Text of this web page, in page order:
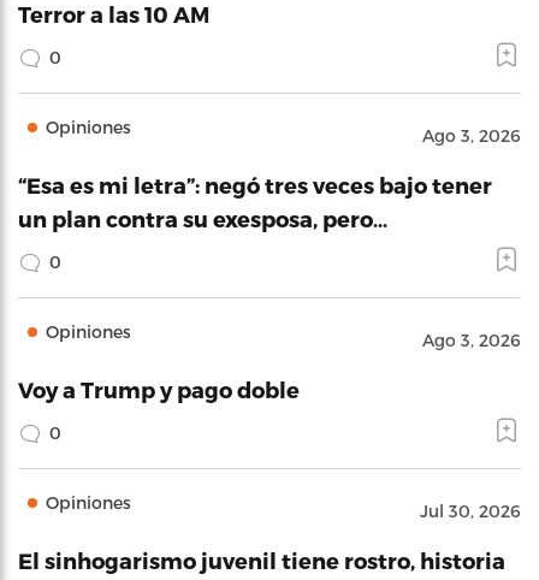
Terror a las 10 AM
0
Opiniones Ago 3, 2026
“Esa es mi letra”: negó tres veces bajo tener
un plan contra su exesposa, pero…
0
Opiniones Ago 3, 2026
Voy a Trump y pago doble
0
Opiniones Jul 30, 2026
El sinhogarismo juvenil tiene rostro, historia